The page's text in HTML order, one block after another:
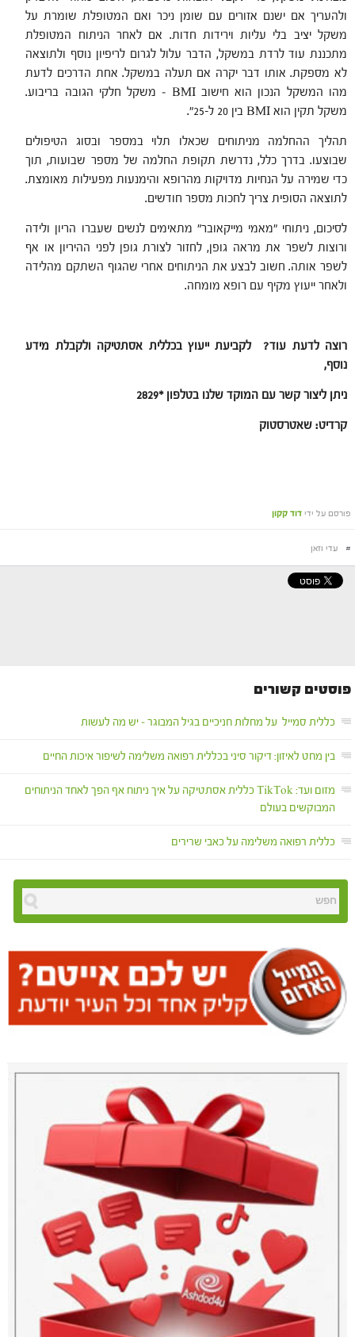
ולהעריך אם ישנם אזורים עם שומן ניכר ואם המטופלת שומרת על
משקל יציב בלי עליות וירידות חדות. אם לאחר הניתוח המטופלת
מתכננת עוד לרדת במשקל, הדבר עלול לגרום לריפיון נוסף ולתוצאה
לא מספקת. אותו דבר יקרה אם תעלה במשקל. אחת הדרכים לדעת
מהו המשקל הנכון הוא חישוב BMI – משקל חלקי הגובה בריבוע.
משקל תקין הוא BMI בין 20 ל-25".
תהליך ההחלמה מניתוחים שכאלו תלוי במספר ובסוג הטיפולים
שבוצעו. בדרך כלל, נדרשת תקופת החלמה של מספר שבועות, תוך
כדי שמירה על הנחיות מדויקות מהרופא והימנעות מפעילות מאומצת.
לתוצאה הסופית צריך לחכות מספר חודשים.
לסיכום, ניתוחי "מאמי מייקאובר" מתאימים לנשים שעברו הריון ולידה
ורוצות לשפר את מראה גופן, לחזור לצורת גופן לפני ההיריון או אף
לשפר אותה. חשוב לבצע את הניתוחים אחרי שהגוף השתקם מהלידה
ולאחר ייעוץ מקיף עם רופא מומחה.
רוצה לדעת עוד? לקביעת ייעוץ בכללית אסתטיקה ולקבלת מידע
נוסף,
ניתן ליצור קשר עם המוקד שלנו בטלפון *2829
קרדיט: שאטרסטוק
פורסם על ידי דוד קקון
# עדי וזאן
פוסטים קשורים
כללית סמייל על מחלות חניכיים בגיל המבוגר – יש מה לעשות
בין מחט לאיזון: דיקור סיני בכללית רפואה משלימה לשיפור איכות החיים
מזום ועד: TikTok כללית אסתטיקה על איך ניתוח אף הפך לאחד הניתוחים
המבוקשים בעולם
כללית רפואה משלימה על כאבי שרירים